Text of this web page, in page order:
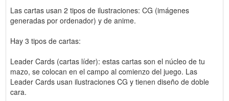
Las cartas usan 2 tipos de ilustraciones: CG (imágenes
generadas por ordenador) y de anime.
Hay 3 tipos de cartas:
Leader Cards (cartas líder): estas cartas son el núcleo de tu
mazo, se colocan en el campo al comienzo del juego. Las
Leader Cards usan ilustraciones CG y tienen diseño de doble
cara.